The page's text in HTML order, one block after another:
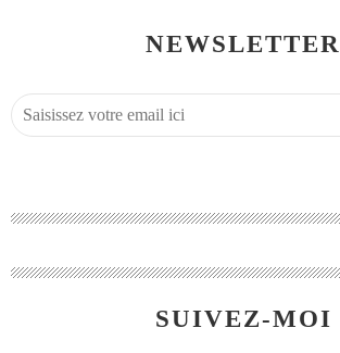
NEWSLETTER
SUIVEZ-MOI